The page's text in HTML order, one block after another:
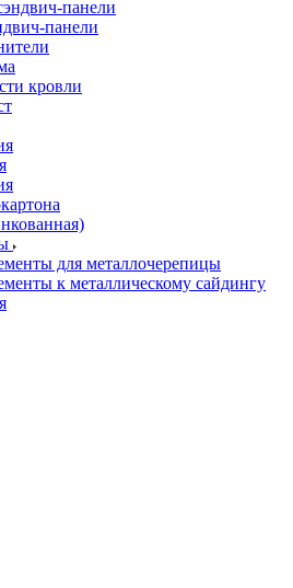
панели
панели
кровли
для металлочерепицы
к металлическому сайдингу